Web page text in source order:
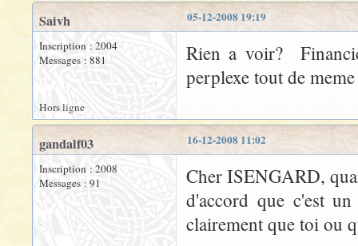
05-12-2008 19:19
Saivh
Inscription : 2004
Messages : 881
Rien a voir?
perplexe tout de
Hors ligne
16-12-2008 11:02
gandalf03
Inscription : 2008
Messages : 91
Cher ISENGARD,
d'accord que c'est
clairement que toi ou